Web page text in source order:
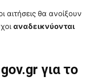
αιτήσεις θα ανοίξουν
αναδεικνύονται
για το